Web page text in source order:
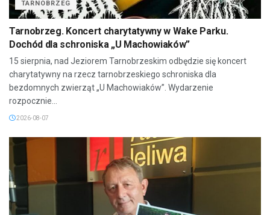
TARNOBRZEG
Tarnobrzeg. Koncert charytatywny w Wake Parku.
Dochód dla schroniska „U Machowiaków”
15 sierpnia, nad Jeziorem Tarnobrzeskim odbędzie się koncert
charytatywny na rzecz tarnobrzeskiego schroniska dla
bezdomnych zwierząt „U Machowiaków”. Wydarzenie
rozpocznie...
2026-08-07